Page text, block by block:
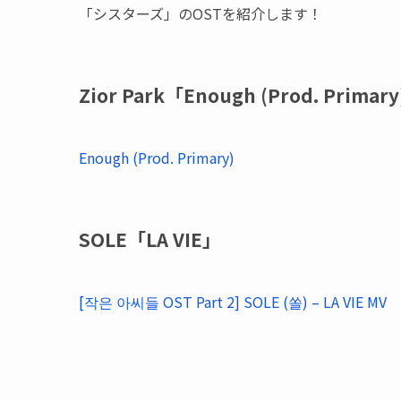
「シスターズ」のOSTを紹介します！
Zior Park「Enough (Prod.
Enough (Prod. Primary)
SOLE「LA VIE」
[작은 아씨들 OST Part 2] SOLE (쏠) – LA VIE MV